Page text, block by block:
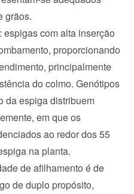
grãos.
com alta inserção
proporcionando
principalmente
do colmo. Genótipos
da espiga distribuem
em que os
ao redor dos 55
na planta.
de afilhamento é de
de duplo propósito,